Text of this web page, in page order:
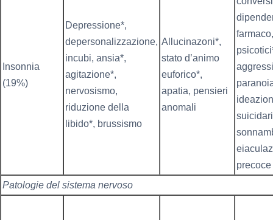
Insonnia
(19%)
Depressione*,
depersonalizzazione,
incubi, ansia*,
agitazione*,
nervosismo,
riduzione della
libido*, brussismo
Allucinazoni*,
stato d’animo
euforico*,
apatia, pensieri
anomali
precoce
Patologie del sistema nervoso